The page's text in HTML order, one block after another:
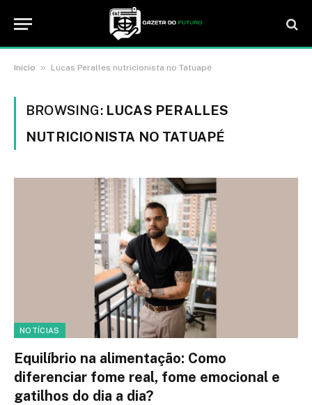
Início » Lucas Peralles nutricionista no Tatuapé
BROWSING: LUCAS PERALLES
NUTRICIONISTA NO TATUAPÉ
NOTÍCIAS
Equilíbrio na alimentação: Como
diferenciar fome real, fome emocional e
gatilhos do dia a dia?